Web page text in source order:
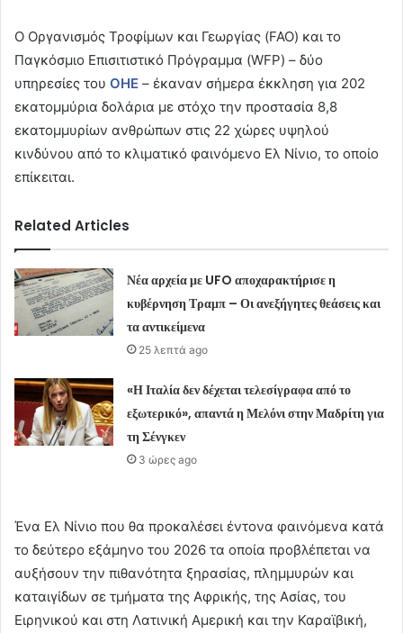
Ο Οργανισμός Τροφίμων και Γεωργίας (FAO) και το
Παγκόσμιο Επισιτιστικό Πρόγραμμα (WFP) – δύο
υπηρεσίες του ΟΗΕ – έκαναν σήμερα έκκληση για 202
εκατομμύρια δολάρια με στόχο την προστασία 8,8
εκατομμυρίων ανθρώπων στις 22 χώρες υψηλού
κινδύνου από το κλιματικό φαινόμενο Ελ Νίνιο, το οποίο
επίκειται.
Related Articles
Νέα αρχεία με UFO αποχαρακτήρισε η
κυβέρνηση Τραμπ – Οι ανεξήγητες θεάσεις και
τα αντικείμενα
25 λεπτά ago
«Η Ιταλία δεν δέχεται τελεσίγραφα από το
εξωτερικό», απαντά η Μελόνι στην Μαδρίτη για
τη Σένγκεν
3 ώρες ago
Ένα Ελ Νίνιο που θα προκαλέσει έντονα φαινόμενα κατά
το δεύτερο εξάμηνο του 2026 τα οποία προβλέπεται να
αυξήσουν την πιθανότητα ξηρασίας, πλημμυρών και
καταιγίδων σε τμήματα της Αφρικής, της Ασίας, του
Ειρηνικού και στη Λατινική Αμερική και την Καραϊβική,